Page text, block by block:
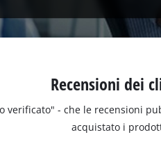
Recensioni dei
verificato" - che le recensioni
acquistato i